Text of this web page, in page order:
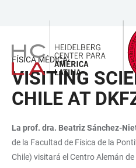
LINKS
MAIN
CONTENT
NAVIGATION
FORM
FÍSICA MÉDICA
VISITING
CHILE AT
La prof. dra. Beatriz Sánchez-
de la Facultad de Física de la
Chile) visitará el Centro Alemán